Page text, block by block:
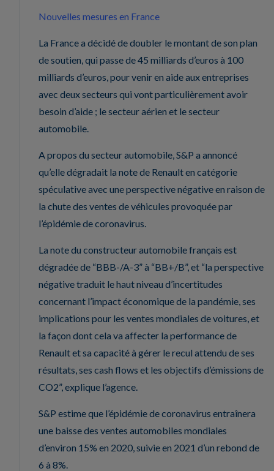
Nouvelles mesures en France
La France a décidé de doubler le montant de son plan
de soutien, qui passe de 45 milliards d’euros à 100
milliards d’euros, pour venir en aide aux entreprises
avec deux secteurs qui vont particulièrement avoir
besoin d’aide ; le secteur aérien et le secteur
automobile.
A propos du secteur automobile, S&P a annoncé
qu’elle dégradait la note de Renault en catégorie
spéculative avec une perspective négative en raison de
la chute des ventes de véhicules provoquée par
l’épidémie de coronavirus.
La note du constructeur automobile français est
dégradée de “BBB-/A-3” à “BB+/B”, et “la perspective
négative traduit le haut niveau d’incertitudes
concernant l’impact économique de la pandémie, ses
implications pour les ventes mondiales de voitures, et
la façon dont cela va affecter la performance de
Renault et sa capacité à gérer le recul attendu de ses
résultats, ses cash flows et les objectifs d’émissions de
CO2”, explique l’agence.
S&P estime que l’épidémie de coronavirus entraînera
une baisse des ventes automobiles mondiales
d’environ 15% en 2020, suivie en 2021 d’un rebond de
6 à 8%.